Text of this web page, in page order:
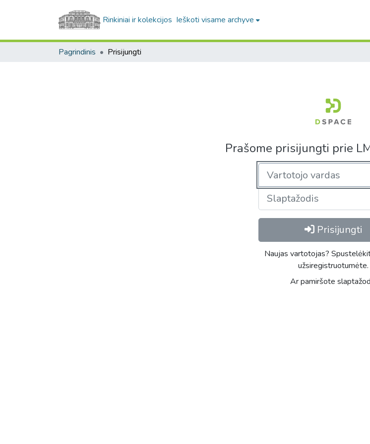
Rinkiniai ir kolekcijos Ieškoti visame archyve
Pagrindinis Prisijungti
Prašome prisijungti prie
Prisijungti
Naujas vartotojas?
užsiregistruotumėte.
Ar pamiršote